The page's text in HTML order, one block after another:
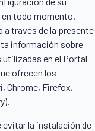
en todo momento.
a través de la presente
información sobre
en el Portal
ofrecen los
Chrome, Firefox,
evitar la instalación de